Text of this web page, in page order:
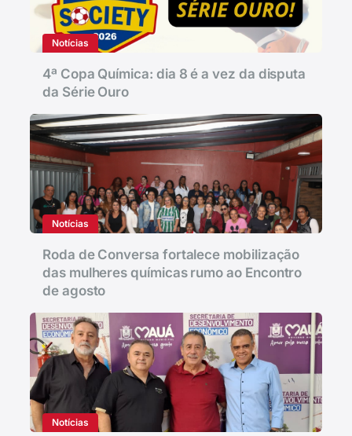
Notícias
4ª Copa Química: dia 8 é a vez da disputa
da Série Ouro
Notícias
Roda de Conversa fortalece mobilização
das mulheres químicas rumo ao Encontro
de agosto
Notícias